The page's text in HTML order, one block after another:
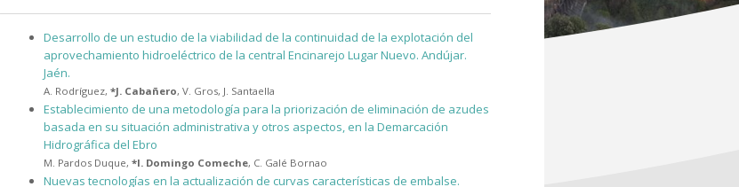
Desarrollo de un estudio de la viabilidad de la continuidad de la explotación del
aprovechamiento hidroeléctrico de la central Encinarejo Lugar Nuevo. Andújar.
Jaén.
A. Rodríguez, *J. Cabañero, V. Gros, J. Santaella
Establecimiento de una metodología para la priorización de eliminación de azudes
basada en su situación administrativa y otros aspectos, en la Demarcación
Hidrográfica del Ebro
M. Pardos Duque, *I. Domingo Comeche, C. Galé Bornao
Nuevas tecnologías en la actualización de curvas características de embalse.